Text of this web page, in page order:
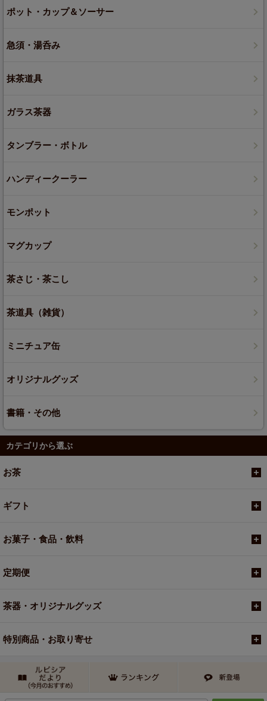
ポット・カップ＆ソーサー
急須・湯呑み
抹茶道具
ガラス茶器
タンブラー・ボトル
ハンディークーラー
モンポット
マグカップ
茶さじ・茶こし
茶道具（雑貨）
ミニチュア缶
オリジナルグッズ
書籍・その他
カテゴリから選ぶ
お茶
ギフト
お菓子・食品・飲料
定期便
茶器・オリジナルグッズ
特別商品・お取り寄せ